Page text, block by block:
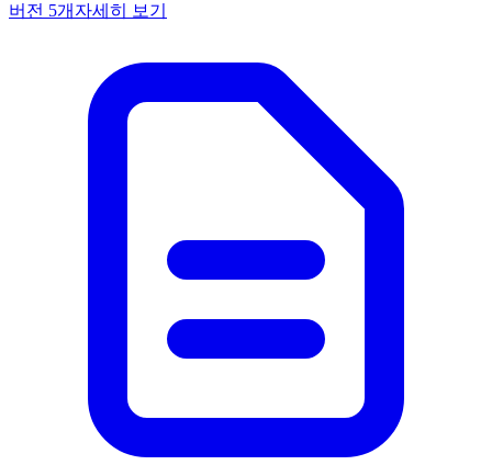
버전 5개 자세히 보기